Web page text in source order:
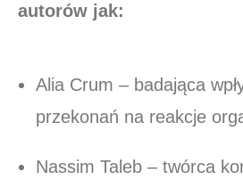
autorów jak:
Alia Crum – badająca
przekonań na reakcje
Nassim Taleb – twórca